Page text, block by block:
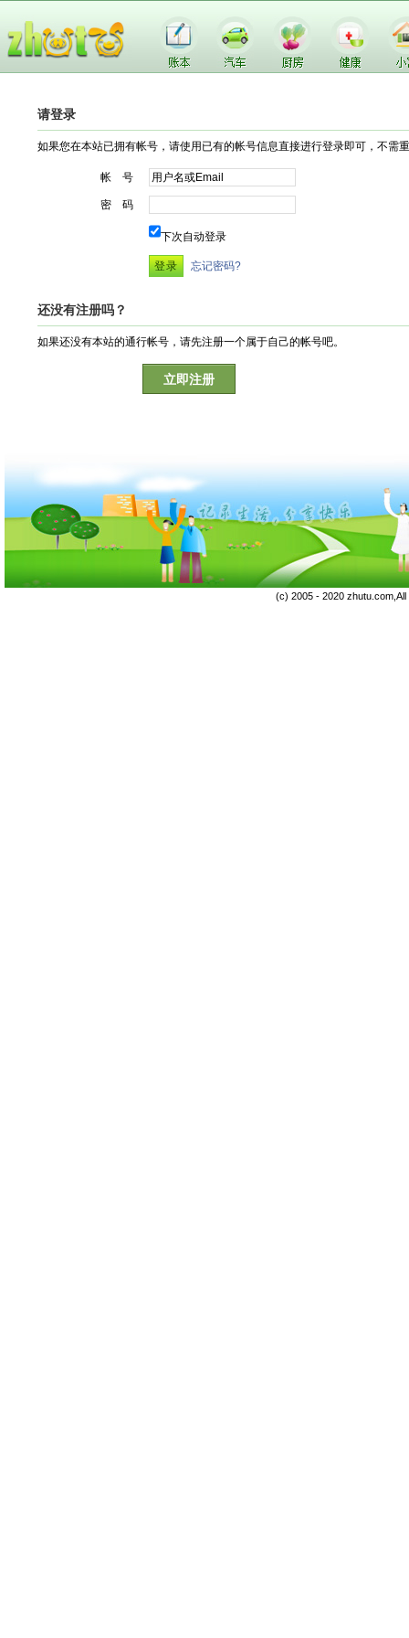
请登录
如果您在本站已拥有帐号，请使用已有的帐号信息直接进行登录即可，不需
帐 号
密 码
下次自动登录
忘记密码?
还没有注册吗？
如果还没有本站的通行帐号，请先注册一个属于自己的帐号吧。
立即注册
(c) 2005 - 2020